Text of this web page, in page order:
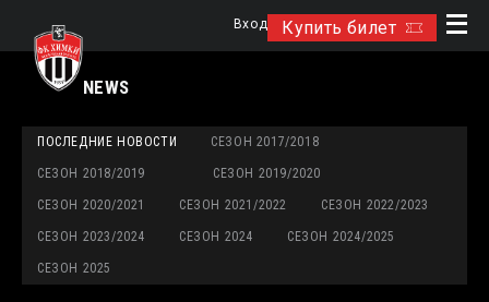
Купить билет
Вход
NEWS
ПОСЛЕДНИЕ НОВОСТИ СЕЗОН 2017/2018
СЕЗОН 2018/2019 СЕЗОН 2019/2020
СЕЗОН 2020/2021 СЕЗОН 2021/2022 СЕЗОН 2022/2023
СЕЗОН 2023/2024 СЕЗОН 2024 СЕЗОН 2024/2025
СЕЗОН 2025